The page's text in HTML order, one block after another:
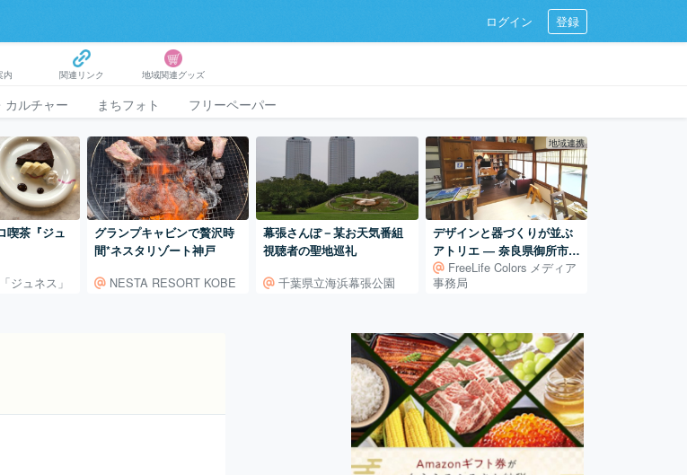
ログイン 登録
内 関連リンク 地域関連グッズ
カルチャー まちフォト フリーペーパー
喫茶『ジュ
ジュネス」
グランプキャビンで贅沢時
間*ネスタリゾート神戸
NESTA RESORT KOBE
幕張さんぽ－某お天気番組
視聴者の聖地巡礼
千葉県立海浜幕張公園
地域連携
デザインと器づくりが並ぶ
アトリエ ― 奈良県御所市の
古民家での活動
FreeLife Colors メディア
事務局